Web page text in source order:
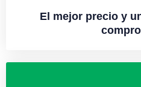
El mejor precio y